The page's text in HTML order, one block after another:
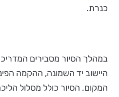
כנרת.
במהלך הסיור מסבירים
היישוב יד השמונה, ההקמה
המקום. הסיור כולל מסלול